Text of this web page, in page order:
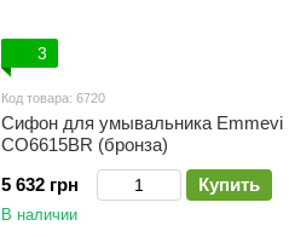
3
Код товара: 6720
Сифон для умывальника Emmevi
CO6615BR (бронза)
5 632 грн
Купить
В наличии